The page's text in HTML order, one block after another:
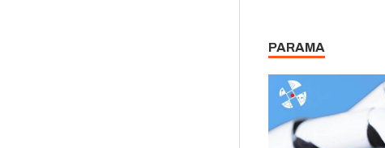
PARAMA